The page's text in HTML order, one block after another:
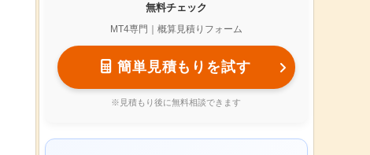
無料チェック
MT4専門｜概算見積りフォーム
簡単見積もりを試す
※見積もり後に無料相談できます